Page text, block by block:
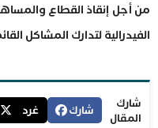
من أجل إنقاذ القطاع
الفيدرالية لتدارك المشاكل
شارك
المقال
شارك غرد